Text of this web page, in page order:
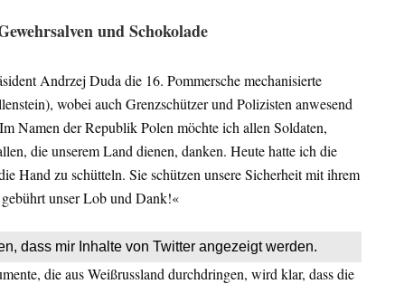
und Schokolade
Andrzej Duda die 16. Pommersche mechanisierte
wobei auch Grenzschützer und Polizisten anwesend
Namen der Republik Polen möchte ich allen Soldaten,
die unserem Land dienen, danken. Heute hatte ich die
Hand zu schütteln. Sie schützen unsere Sicherheit mit ihrem
unser Lob und Dank!«
dass mir Inhalte von Twitter angezeigt werden.
die aus Weißrussland durchdringen, wird klar, dass die